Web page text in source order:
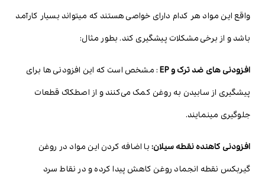
واقع این مواد هر کدام دارای خواصی هستند که میتواند بسیار کارآمد
باشد و از برخی مشکلات پیشگیری کند. بطور مثال:
افزودنی های ضد ترک و EP
: مشخص است که این افزودنی ها برای
پیشگیری از سابیدن به روغن کمک می‌کنند و از اصطکاک قطعات
جلوگیری مینمایند.
افزودنی کاهنده نقطه سیلان: با اضافه کردن این مواد در روغن
گیربکس نقطه انجماد روغن کاهش پیدا کرده و در نقاط سرد